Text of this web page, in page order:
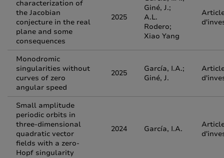
characterization of
the Jacobian
conjecture in the real
plane and some
consequences
2025
Giné, J.;
A.L.
Rodero;
Xiao Yang
Monodromic
singularities without
curves of zero
angular speed
2025
García, I.A.;
Giné, J.
Small amplitude
periodic orbits in
three-dimensional
quadratic vector
fields with a zero-
Hopf singularity
2024 García, I.A.